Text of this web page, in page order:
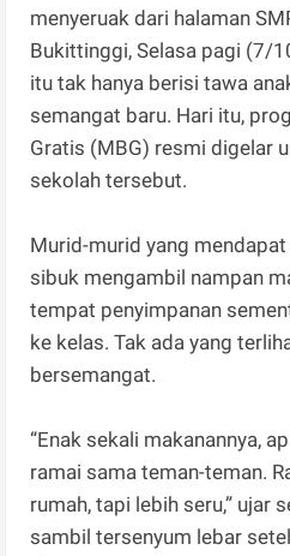
menyeruak dari halaman
Bukittinggi, Selasa pagi (7/
itu tak hanya berisi tawa
semangat baru. Hari itu,
Gratis (MBG) resmi digelar
sekolah tersebut.
Murid-murid yang
sibuk mengambil nampan
tempat penyimpanan
ke kelas. Tak ada yang
bersemangat.
“Enak sekali makanannya,
ramai sama teman-teman.
rumah, tapi lebih seru,” ujar
sambil tersenyum lebar